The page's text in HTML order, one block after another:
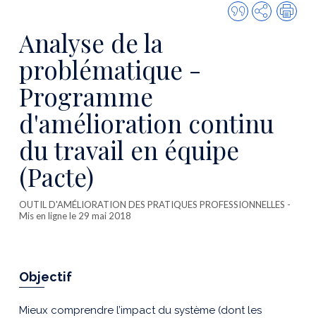
Citer
cette
Partager
Analyse de la
problématique -
Programme
d'amélioration continu
du travail en équipe
(Pacte)
OUTIL D'AMÉLIORATION DES PRATIQUES PROFESSIONNELLES -
Mis en ligne le 29 mai 2018
Objectif
Mieux comprendre l’impact du système (dont les